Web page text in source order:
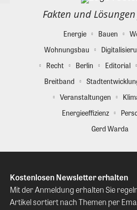
Fakten und
Energie Bauen
Wohnungsbau
Recht
Berlin Editorial
Breitband
Veranstaltungen
Energieeffizienz
Gerd Warda
Kostenlosen Newsletter erhalten
Mit der Anmeldung erhalten Sie
Artikel sortiert nach Themen per